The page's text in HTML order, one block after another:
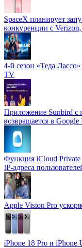
SpaceX планирует
конкуренции с
4-й сезон «Теда
TV
Приложение Sunbird с
возвращается в Google
Функция iCloud Private
IP-адреса
Apple Vision Pro
iPhone 18 Pro и iPhone